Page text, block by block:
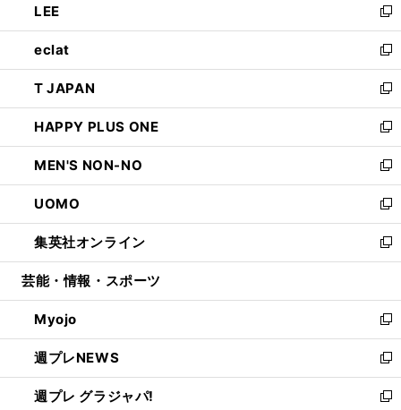
く
で
開
く
ド
ウ
で
開
く
ィ
ン
ド
ウ
で
開
く
い
ウ
ィ
ン
ド
ウ
で
開
く
LEE
新
し
い
ウ
ィ
ン
ド
ウ
で
開
く
eclat
新
し
い
ウ
ィ
ン
ド
ウ
で
開
く
T JAPAN
新
し
い
ウ
ィ
ン
ド
ウ
で
開
HAPPY PLUS ONE
新
し
い
ウ
ィ
ン
ド
ウ
開
く
MEN'S NON-NO
新
し
い
ウ
ィ
ン
ウ
で
開
く
UOMO
新
し
い
ウ
ン
ド
ウ
で
開
く
集英社オンライン
新
し
ウ
ィ
ン
ド
ウ
で
芸能・情報・スポーツ
Myojo
新
し
い
ウ
ィ
週プレNEWS
新
し
い
週プレ グラジャパ!
新